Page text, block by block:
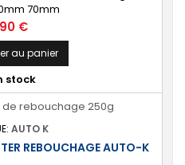
70mm
€
au panier
stock
AUTO K
REBOUCHAGE AUTO-K